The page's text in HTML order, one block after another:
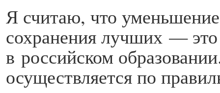
Я считаю, что уменьшение
сохранения лучших — это
в российском
осуществляется по